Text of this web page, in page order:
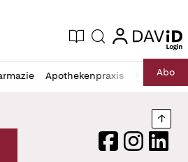
Zeitung
Aktuelle Ausgabe
Suche login
login
Apothekenpraxis RechtAbo
Logo
FacebookInstagram